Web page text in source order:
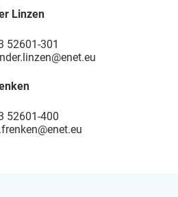
Linzen
52601-301
52601-400